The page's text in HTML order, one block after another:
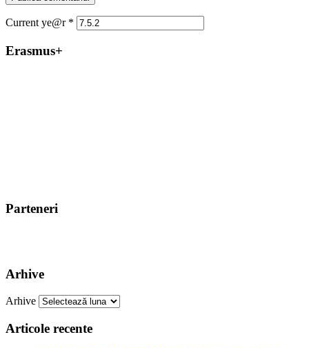
Current ye@r *
Erasmus+
Parteneri
Arhive
Arhive
Articole recente